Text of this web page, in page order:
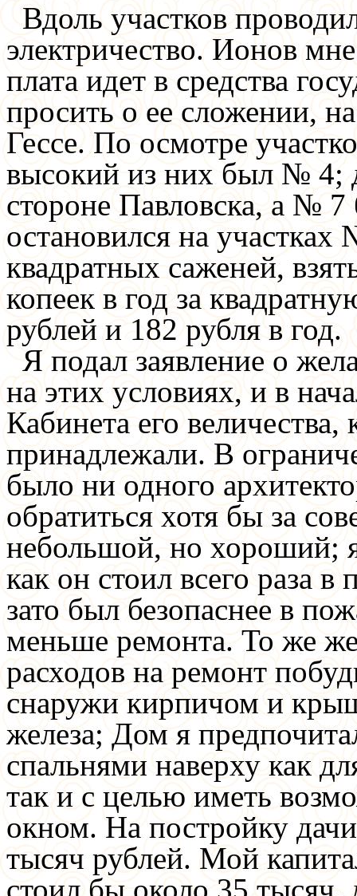
Вдоль участков
электричество. Ионов
плата идет в средства
просить о ее сложении,
Гессе. По осмотре
высокий из них был № 4;
стороне Павловска, а №
остановился на
квадратных саженей,
копеек в год за
рублей и 182 рубля в год.
Я подал заявление о
на этих условиях, и в
Кабинета его
принадлежали. В
было ни одного
обратиться хотя бы за
небольшой, но хороший;
как он стоил всего раза
зато был безопаснее в
меньше ремонта. То же
расходов на ремонт
снаружи кирпичом и
железа; Дом я
спальнями наверху как
так и с целью иметь
окном. На постройку
тысяч рублей. Мой